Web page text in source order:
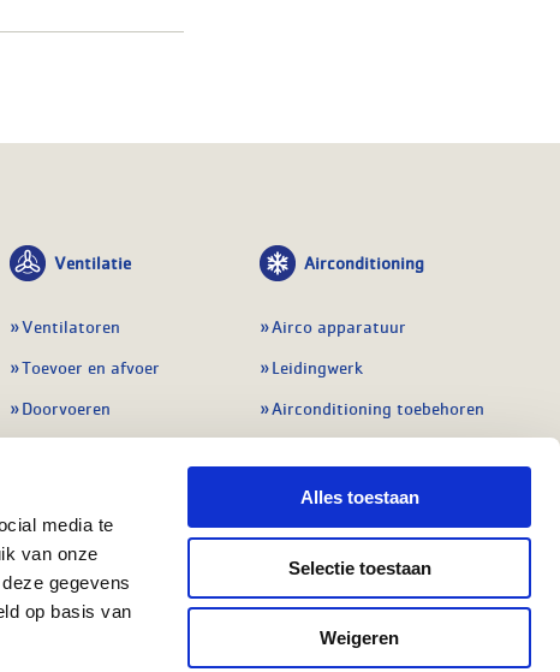
media te
van onze
gegevens
op basis van
Alles toestaan
Selectie toestaan
Weigeren
Ventilatie
Ventilatoren
Toevoer en afvoer
Doorvoeren
Regelingen
Airconditioning
Airco apparatuur
Leidingwerk
Airconditioning toebehoren
Regelapparatuur
Alle koeling